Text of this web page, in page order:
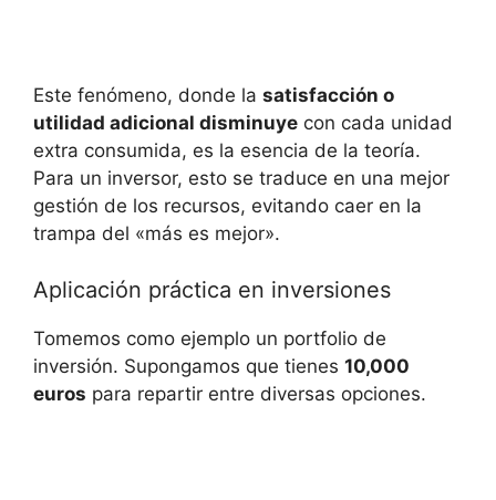
Este fenómeno,⁢ donde‌ la satisfacción o
utilidad adicional disminuye ⁤con cada ⁢unidad
extra consumida, es la esencia de⁣ la teoría.​
Para un inversor, esto se traduce en una​ mejor
gestión de los recursos, evitando⁢ caer en la
trampa del «más es mejor».
Aplicación práctica en inversiones
Tomemos como ejemplo un portfolio de
inversión. Supongamos que tienes 10,000
euros para repartir entre diversas opciones.